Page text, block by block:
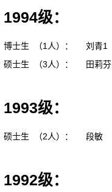
1994级：
博士生 （1人）：
刘青1
硕士生 （3人）：
田莉
1993级：
硕士生 （2人）： 段敏
1992级：